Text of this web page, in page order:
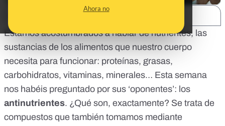
Ahora no
Estamos acostumbrados a hablar de nutrientes, las
sustancias de los alimentos que nuestro cuerpo
necesita para funcionar: proteínas, grasas,
carbohidratos, vitaminas, minerales… Esta semana
nos habéis preguntado por sus ‘oponentes’: los
antinutrientes. ¿Qué son, exactamente? Se trata de
compuestos que también tomamos mediante